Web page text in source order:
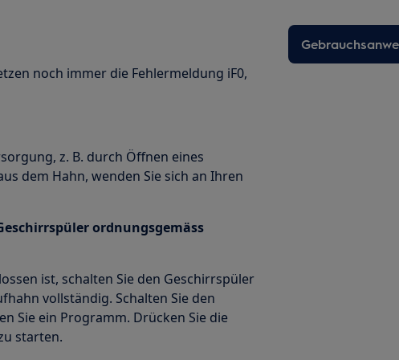
noch immer die Fehlermeldung iF0,
z. B. durch Öffnen eines
dem Hahn, wenden Sie sich an Ihren
ordnungsgemäss
ist, schalten Sie den Geschirrspüler
vollständig. Schalten Sie den
Sie ein Programm. Drücken Sie die
starten.